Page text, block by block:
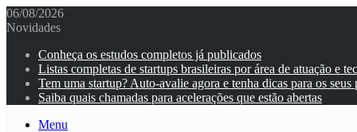
06/08/2026
Novidades
Conheça os estudos completos já publicados
Listas completas de startups brasileiras por área de atuação e
Tem uma startup? Auto-avalie agora e tenha dicas para os seus
Saiba quais chamadas para acelerações que estão abertas
Menu